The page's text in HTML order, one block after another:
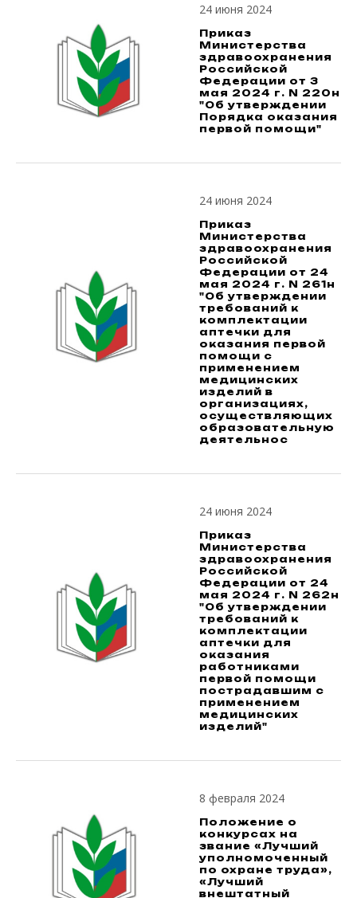
24 июня 2024
Приказ
Министерства
здравоохранения
Российской
Федерации от 3
мая 2024 г. N 220н
"Об утверждении
Порядка оказания
первой помощи"
24 июня 2024
Приказ
Министерства
здравоохранения
Российской
Федерации от 24
мая 2024 г. N 261н
"Об утверждении
требований к
комплектации
аптечки для
оказания первой
помощи с
применением
медицинских
изделий в
организациях,
осуществляющих
образовательную
деятельнос
24 июня 2024
Приказ
Министерства
здравоохранения
Российской
Федерации от 24
мая 2024 г. N 262н
"Об утверждении
требований к
комплектации
аптечки для
оказания
работниками
первой помощи
пострадавшим с
применением
медицинских
изделий"
8 февраля 2024
Положение о
конкурсах на
звание «Лучший
уполномоченный
по охране труда»,
«Лучший
внештатный